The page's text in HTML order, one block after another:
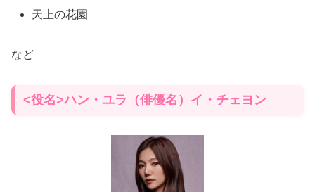
天上の花園
など
<役名>ハン・ユラ（俳優名）イ・チェヨン